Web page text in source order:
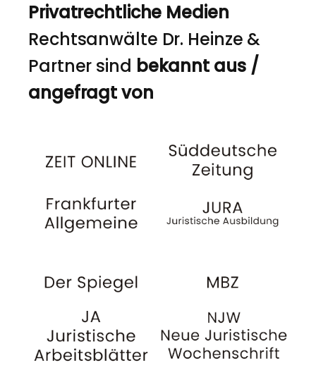
Privatrechtliche Medien
Rechtsanwälte Dr. Heinze &
Partner sind bekannt aus /
angefragt von